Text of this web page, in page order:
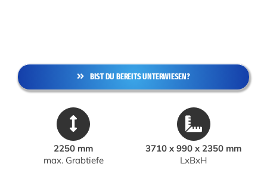
BIST DU BEREITS UNTERWIESEN?
2250 mm
max. Grabtiefe
3710 x 990 x 2350 mm
LxBxH